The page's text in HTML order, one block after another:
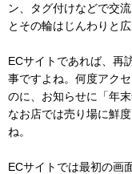
ン、タグ付けなどで交
とその輪はじんわりと広
ECサイトであれば、再
事ですよね。何度アク
のに、お知らせに「年
なお店では売り場に鮮
ね。
ECサイトでは最初の画